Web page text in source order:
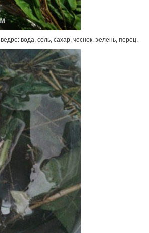
вода, соль, сахар, чеснок, зелень, перец.